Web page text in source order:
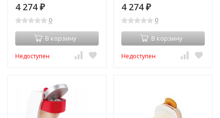
4 274 ₽
0
В корзину
Недоступен
4 274 ₽
0
В корзину
Недоступен